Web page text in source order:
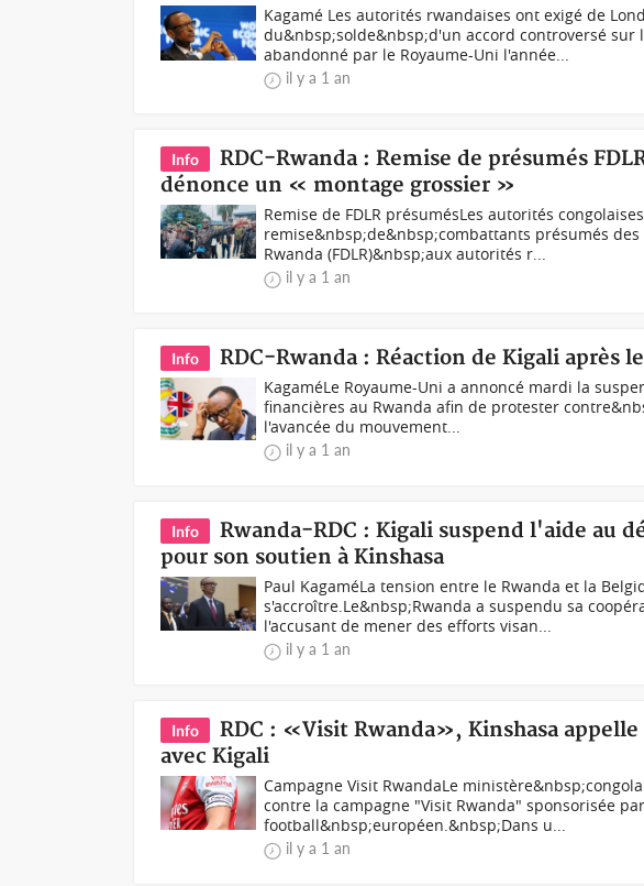
Kagamé Les autorités rwandaises ont exigé de
du&nbsp;solde&nbsp;d'un accord controversé sur
abandonné par le Royaume-Uni l'année...
il y a 1 an
Info
RDC-Rwanda : Remise de présumés
dénonce un « montage grossier »
Remise de FDLR présumésLes autorités
remise&nbsp;de&nbsp;combattants présumés
Rwanda (FDLR)&nbsp;aux autorités r...
il y a 1 an
Info RDC-Rwanda : Réaction de Kigali après
KagaméLe Royaume-Uni a annoncé mardi la
financières au Rwanda afin de protester
l'avancée du mouvement...
il y a 1 an
Info
Rwanda-RDC : Kigali suspend l'aide au
pour son soutien à Kinshasa
Paul KagaméLa tension entre le Rwanda et la
s'accroître.Le&nbsp;Rwanda a suspendu sa
l'accusant de mener des efforts visan...
il y a 1 an
Info
RDC : «Visit Rwanda», Kinshasa
avec Kigali
Campagne Visit RwandaLe
contre la campagne "Visit Rwanda" sponsorisée
football&nbsp;européen.&nbsp;Dans u...
il y a 1 an